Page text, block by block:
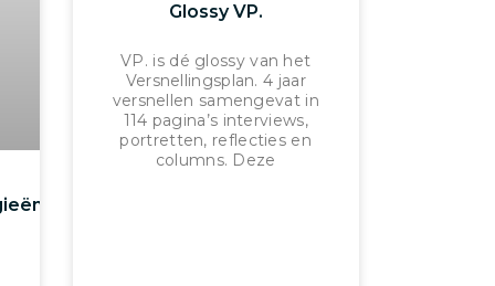
Glossy VP.
VP. is dé glossy van het
Versnellingsplan. 4 jaar
versnellen samengevat in
114 pagina’s interviews,
portretten, reflecties en
columns. Deze